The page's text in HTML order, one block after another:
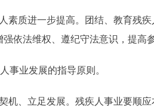
质进一步提高。团结、教育残疾
强依法维权、遵纪守法意识，提高
业发展的指导原则。
、立足发展。残疾人事业要顺应